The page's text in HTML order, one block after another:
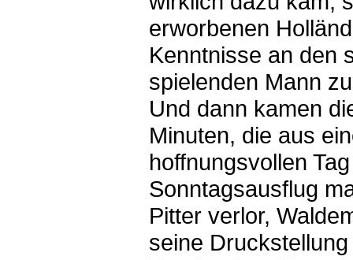
erworbenen
Kenntnisse an den
spielenden Mann
Und dann kamen
Minuten, die aus
hoffnungsvollen
Sonntagsausflug
Pitter verlor,
seine